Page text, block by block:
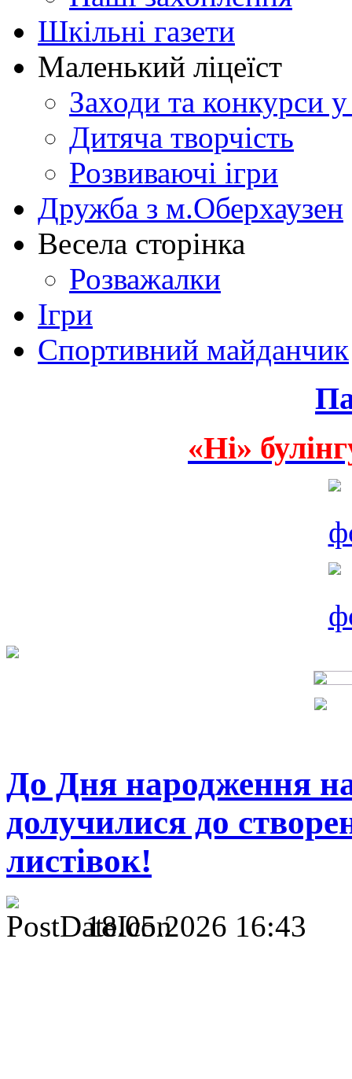
Шкільні газети
Маленький ліцеїст
Заходи та конкурси у
Дитяча творчість
Розвиваючі ігри
Дружба з м.Оберхаузен
Весела сторінка
Розважалки
Ігри
Спортивний майданчик
«Ні»
До Дня народження
долучилися до
листівок!
18.05.2026 16:43